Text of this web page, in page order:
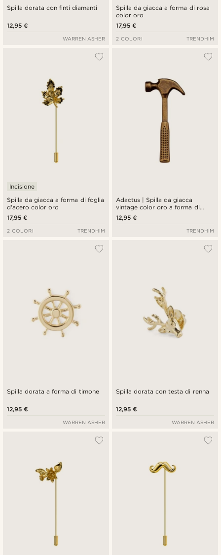
Spilla dorata con finti diamanti
12,95 €
WARREN ASHER
Spilla da giacca a forma di rosa
color oro
17,95 €
2 COLORI TRENDHIM
Spilla da giacca a forma di foglia
d'acero color oro
Incisione
17,95 €
2 COLORI TRENDHIM
Adactus | Spilla da giacca
vintage color oro a forma di
martello
12,95 €
TRENDHIM
Spilla dorata a forma di timone
12,95 €
WARREN ASHER
Spilla dorata con testa di renna
12,95 €
WARREN ASHER